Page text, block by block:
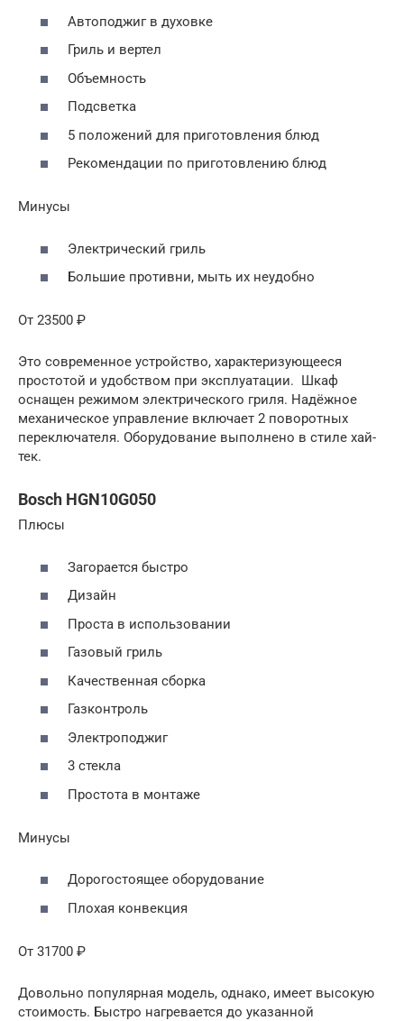
Автоподжиг в духовке
Гриль и вертел
Объемность
Подсветка
5 положений для приготовления блюд
Рекомендации по приготовлению блюд
Минусы
Электрический гриль
Большие противни, мыть их неудобно
От 23500 ₽
Это современное устройство, характеризующееся
простотой и удобством при эксплуатации. Шкаф
оснащен режимом электрического гриля. Надёжное
механическое управление включает 2 поворотных
переключателя. Оборудование выполнено в стиле хай-
тек.
Bosch HGN10G050
Плюсы
Загорается быстро
Дизайн
Проста в использовании
Газовый гриль
Качественная сборка
Газконтроль
Электроподжиг
3 стекла
Простота в монтаже
Минусы
Дорогостоящее оборудование
Плохая конвекция
От 31700 ₽
Довольно популярная модель, однако, имеет высокую
стоимость. Быстро нагревается до указанной